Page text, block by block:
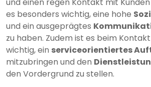
es besonders wichtig, eine hohe
und ein ausgeprägtes
zu haben. Zudem ist es beim
wichtig, ein serviceorientiertes
mitzubringen und den
den Vordergrund zu stellen.